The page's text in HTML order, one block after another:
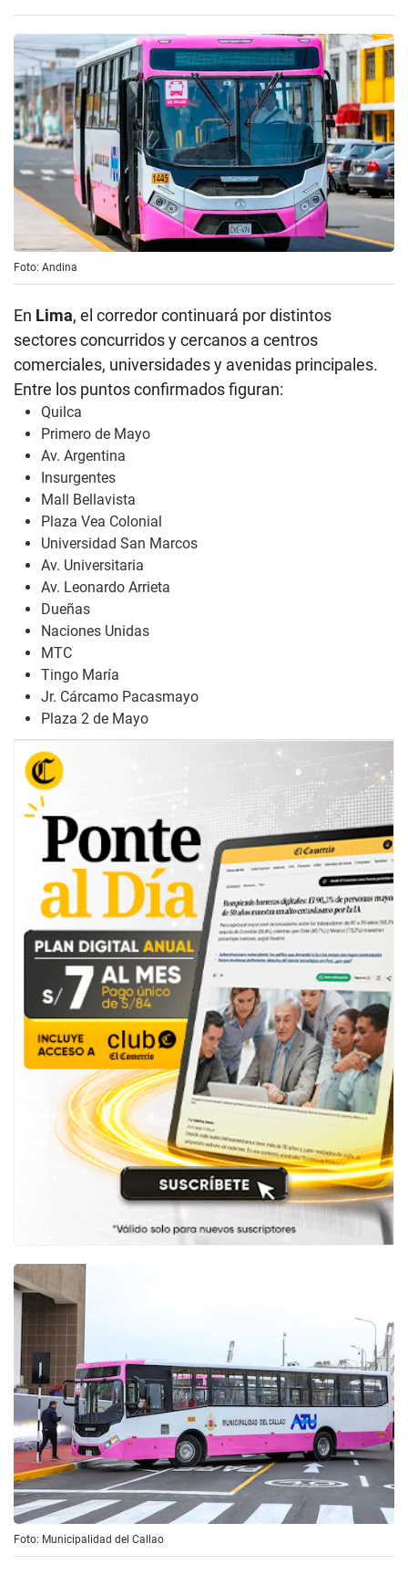
Foto: Andina
En Lima, el corredor continuará por distintos
sectores concurridos y cercanos a centros
comerciales, universidades y avenidas principales.
Entre los puntos confirmados figuran:
Quilca
Primero de Mayo
Av. Argentina
Insurgentes
Mall Bellavista
Plaza Vea Colonial
Universidad San Marcos
Av. Universitaria
Av. Leonardo Arrieta
Dueñas
Naciones Unidas
MTC
Tingo María
Jr. Cárcamo Pacasmayo
Plaza 2 de Mayo
Foto: Municipalidad del Callao